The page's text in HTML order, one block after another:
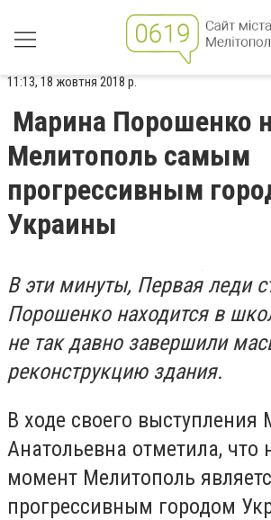
11:13, 18 жовтня 2018 р.
Марина Порошенко
Мелитополь самым
прогрессивным
Украины
В эти минуты, Первая леди
Порошенко находится в
не так давно завершили
реконструкцию здания.
В ходе своего выступления
Анатольевна отметила, что
момент Мелитополь
прогрессивным городом